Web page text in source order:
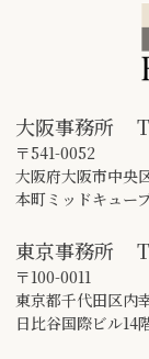
大阪事務所
〒541-0052
大阪府大阪市中央
本町ミッドキュー
東京事務所
〒100-0011
東京都千代田区内
日比谷国際ビル14